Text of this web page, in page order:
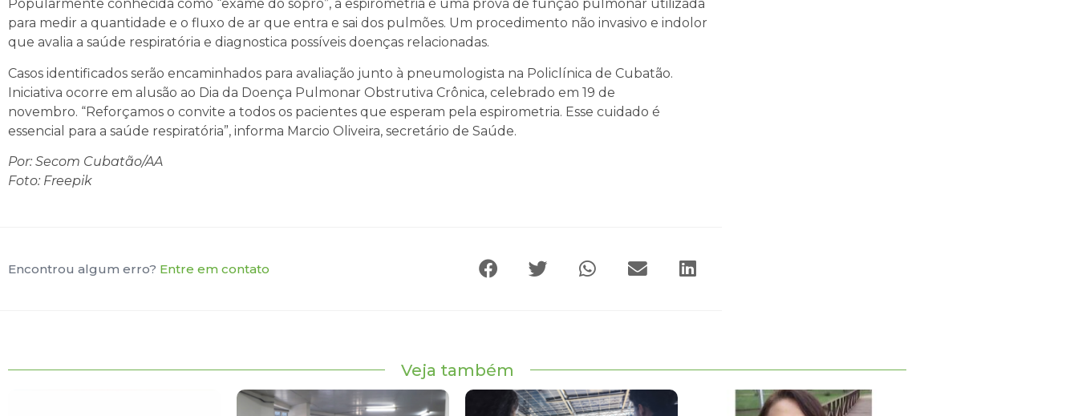
Popularmente conhecida como “exame do sopro”, a espirometria é uma prova de função pulmonar utilizada
para medir a quantidade e o fluxo de ar que entra e sai dos pulmões. Um procedimento não invasivo e indolor
que avalia a saúde respiratória e diagnostica possíveis doenças relacionadas.
Casos identificados serão encaminhados para avaliação junto à pneumologista na Policlínica de Cubatão.
Iniciativa ocorre em alusão ao Dia da Doença Pulmonar Obstrutiva Crônica, celebrado em 19 de
novembro. “Reforçamos o convite a todos os pacientes que esperam pela espirometria. Esse cuidado é
essencial para a saúde respiratória”, informa Marcio Oliveira, secretário de Saúde.
Por: Secom Cubatão/AA
Foto: Freepik
Encontrou algum erro? Entre em contato
Veja também